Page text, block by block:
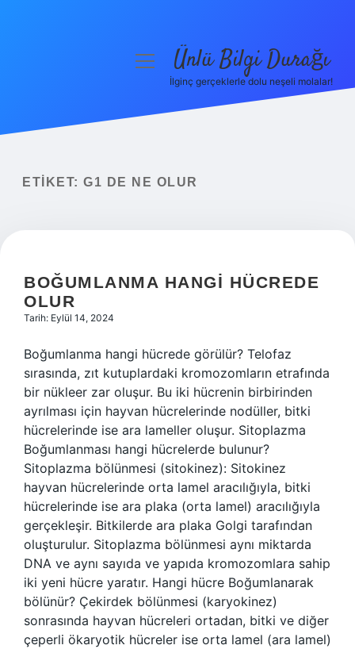
Yasal Uyarı
menüyüÜnlü Bilgi Durağı
İlginç gerçeklerle dolu neşeli molalar!
ETIKET: G1 DE NE OLUR
BOĞUMLANMA HANGI HÜCREDE
OLUR
Tarih: Eylül 14, 2024
Boğumlanma hangi hücrede görülür? Telofaz
sırasında, zıt kutuplardaki kromozomların etrafında
bir nükleer zar oluşur. Bu iki hücrenin birbirinden
ayrılması için hayvan hücrelerinde nodüller, bitki
hücrelerinde ise ara lameller oluşur. Sitoplazma
Boğumlanması hangi hücrelerde bulunur?
Sitoplazma bölünmesi (sitokinez): Sitokinez
hayvan hücrelerinde orta lamel aracılığıyla, bitki
hücrelerinde ise ara plaka (orta lamel) aracılığıyla
gerçekleşir. Bitkilerde ara plaka Golgi tarafından
oluşturulur. Sitoplazma bölünmesi aynı miktarda
DNA ve aynı sayıda ve yapıda kromozomlara sahip
iki yeni hücre yaratır. Hangi hücre Boğumlanarak
bölünür? Çekirdek bölünmesi (karyokinez)
sonrasında hayvan hücreleri ortadan, bitki ve diğer
çeperli ökaryotik hücreler ise orta lamel (ara lamel)